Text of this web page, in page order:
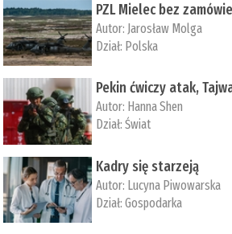
PZL Mielec bez
Autor: Jarosław Molga
Dział: Polska
Pekin ćwiczy atak,
Autor: ­Hanna Shen
Dział:Świat
Kadry się starzeją
Autor: Lucyna Piwowarska
Dział:Gospodarka